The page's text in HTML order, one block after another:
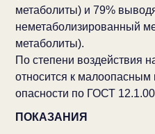
метаболиты) и 79%
неметаболизированный
метаболиты).
По степени воздействия
относится к малоопасным
опасности по ГОСТ
ПОКАЗАНИЯ